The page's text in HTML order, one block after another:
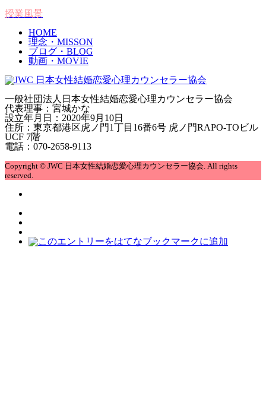
授業風景
HOME
理念・MISSON
ブログ・BLOG
動画・MOVIE
一般社団法人日本女性結婚恋愛心理カウンセラー協会
代表理事：宮城かな
設立年月日：2020年9月10日
住所：東京都港区虎ノ門1丁目16番6号 虎ノ門RAPO-TOビル
UCF 7階
電話：070-2658-9113
Copyright © JWC 日本女性結婚恋愛心理カウンセラー協会. All rights
reserved.